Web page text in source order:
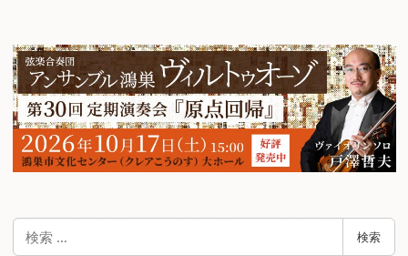
検
索
検索